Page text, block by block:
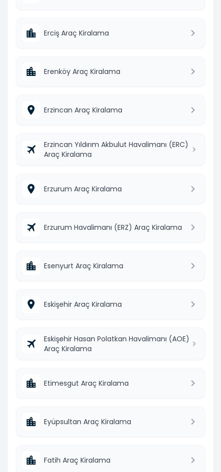
Erciş Araç Kiralama
Erenköy Araç Kiralama
Erzincan Araç Kiralama
Erzincan Yıldırım Akbulut Havalimanı (ERC)
Araç Kiralama
Erzurum Araç Kiralama
Erzurum Havalimanı (ERZ) Araç Kiralama
Esenyurt Araç Kiralama
Eskişehir Araç Kiralama
Eskişehir Hasan Polatkan Havalimanı (AOE)
Araç Kiralama
Etimesgut Araç Kiralama
Eyüpsultan Araç Kiralama
Fatih Araç Kiralama